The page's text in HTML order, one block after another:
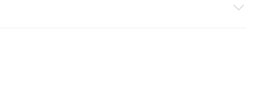
(ei koske kotiinkuljetusta). Toimituskulut